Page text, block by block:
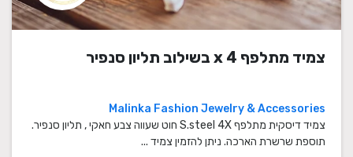
צמיד מתלפף x 4 בשילוב תליון סנפיר
Malinka Fashion Jewelry & Accessories
צמיד דיסקית מתלפף S.steel 4X חוט שעווה צבע חאקי , תליון סנפיר.
תוספת שרשרת הארכה. ניתן להזמין צמיד ...